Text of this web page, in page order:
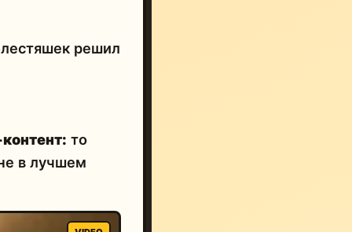
решил
то
в лучшем